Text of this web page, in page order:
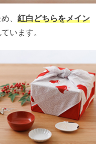
、 紅白どちらをメイン
います。